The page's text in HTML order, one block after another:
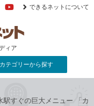
ィア
FacebookYouTube
できるネットについて
カテゴリーから探す
駅すぐの巨大メニュー 「カ